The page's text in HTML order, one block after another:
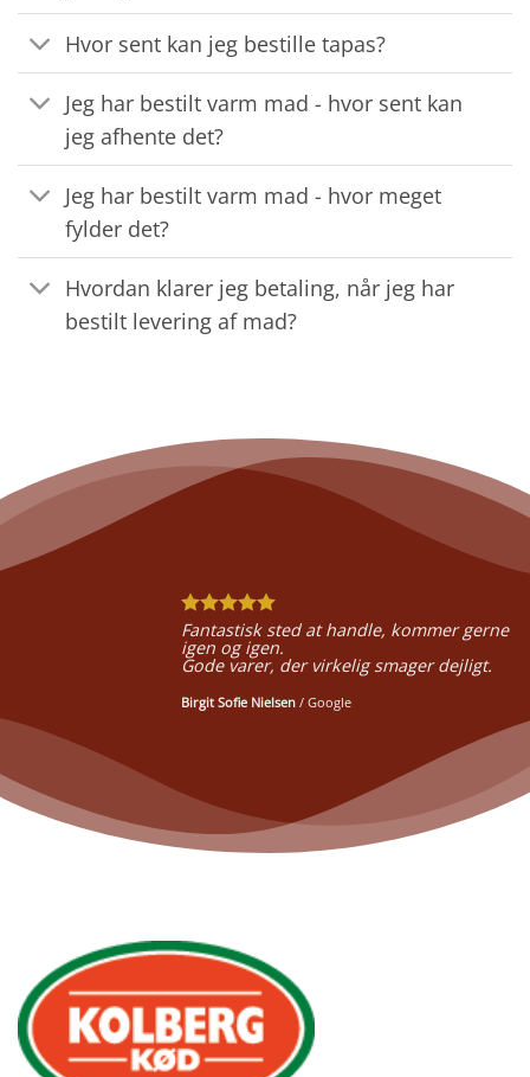
Hvor sent kan jeg bestille tapas?
Jeg har bestilt varm mad - hvor sent kan
jeg afhente det?
Jeg har bestilt varm mad - hvor meget
fylder det?
Hvordan klarer jeg betaling, når jeg har
bestilt levering af mad?
Fantastisk sted at handle, kommer gerne
igen og igen.
Gode varer, der virkelig smager dejligt.
Birgit Sofie Nielsen / Google